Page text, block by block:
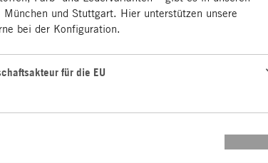
und Stuttgart. Hier unterstützen unsere
bei der Konfiguration.
für die EU